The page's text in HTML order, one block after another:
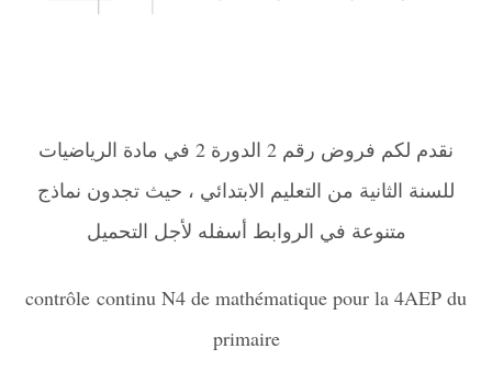
نقدم لكم فروض رقم 2 الدورة 2 في مادة الرياضيات
للسنة الثانية من التعليم الابتدائي ، حيث تجدون نماذج
متنوعة في الروابط أسفله لأجل التحميل
contrôle continu N4 de mathématique pour la 4AEP du
primaire